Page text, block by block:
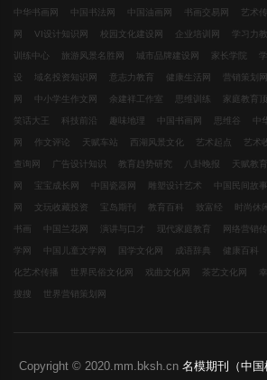
中华书画网 中国书法网 中国油画网 书画交易网 艺术
网 VI设计知识网 校园文化建设网 企业培训网 学习力
训练中心 旅游风景名胜网 城市品牌建设网 家长学院
设 域名投资知识网 意志力教育 健康生活网 营销策划网
网 中小学生作文网 余建祥工作室 思维训练 家庭教育
笑话大王 科技前沿 趣味地理 中国书画网 思维谷 中
网 作文评论 天赋车站 西湖风景文化 艺术起点 艺术
查询网 广告设计知识 教育趋势研究 八卦晚报 天赋教
网 宝宝成长网 中国瓷器网 雕塑设计艺术 中国民间故
网 文玩收藏投资 宝岛期刊 教育百科 致富经 时尚休闲
书画 中国兰花网 演讲与口才 现代家庭教育 网络营销
学网 中国儿童文学网 国学文化网 成语辞典 健康百科
化艺术传播 世界民俗文化网 戏曲文化网 茶艺文化网
搜搜 世界营销策划网
Copyright © 2020.mm.bksh.cn 名模期刊（中国